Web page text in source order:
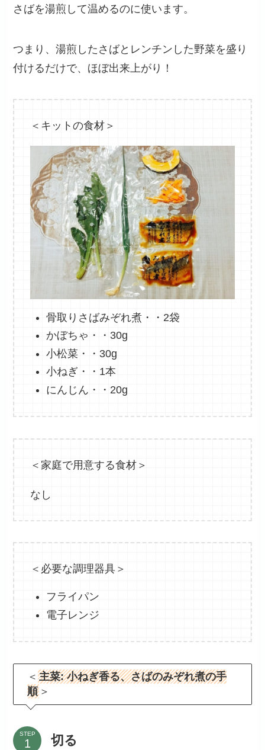
さばを湯煎して温めるのに使います。
つまり、湯煎したさばとレンチンした野菜を盛り
付けるだけで、ほぼ出来上がり！
＜キットの食材＞
骨取りさばみぞれ煮・・2袋
かぼちゃ・・30g
小松菜・・30g
小ねぎ・・1本
にんじん・・20g
＜家庭で用意する食材＞
なし
＜必要な調理器具＞
フライパン
電子レンジ
＜ 主菜: 小ねぎ香る、さばのみぞれ煮の手
順＞
STEP 切る